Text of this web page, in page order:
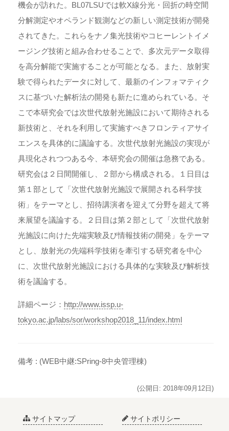
機会が訪れた。BL07LSUでは軟X線分光・回折の時空間
分解測定やオペランド観測などの新しい測定技術が開発
されてきた。これらをナノ集光技術やコヒーレントイメ
ージング技術と組み合わせることで、多次元データ取得
を高分解能で実施することが可能となる。また、放射実
験で得られたデータに対して、最新のインフォマティク
スに基づいた解析法の開発も新たに進められている。そ
こで本研究会では次世代放射光施設において期待される
新技術と、それを利用して実施すべきフロンティアサイ
エンスを具体的に議論する。次世代放射光施設の実現が
具現化されつつある今、本研究会の開催は急務である。
研究会は２日間開催し、２部から構成される。１日目は
第１部として「次世代放射光施設で展開される科学技
術」をテーマとし、招待講演者を迎えて分野を超えて将
来展望を議論する。２日目は第２部として「次世代放射
光施設に向けた先端実験及び情報技術の開発」をテーマ
とし、放射光の先端科学技術を牽引する研究者を中心
に、次世代放射光施設における具体的な実験及び解析技
術を議論する。
詳細ページ： http://www.issp.u-
tokyo.ac.jp/labs/sor/workshop2018_11/index.html
備考 : (WEB中継:SPring-8中央管理棟)
(公開日: 2018年09月12日)
サイトマップ サイトポリシー